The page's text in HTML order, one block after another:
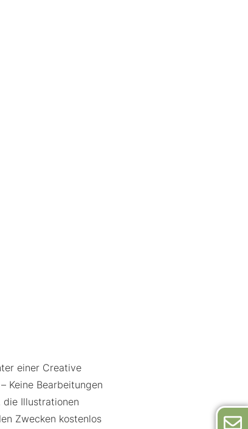
einer Creative
Keine Bearbeitungen
die Illustrationen
Zwecken kostenlos